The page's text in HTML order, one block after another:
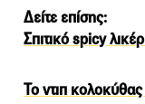
Δείτε επίσης:
Σπιτικό spicy
Το ντιπ